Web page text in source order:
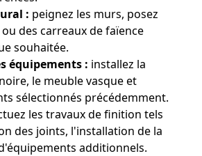
: peignez les murs, posez
des carreaux de faïence
souhaitée.
équipements : installez la
le meuble vasque et
sélectionnés précédemment.
les travaux de finition tels
des joints, l'installation de la
additionnels.